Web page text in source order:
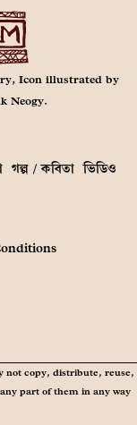
Icon illustrated by
Neogy.
গল্প / কবিতা ভিডিও
not copy, distribute, reuse,
part of them in any way